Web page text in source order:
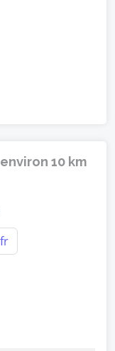
10 km